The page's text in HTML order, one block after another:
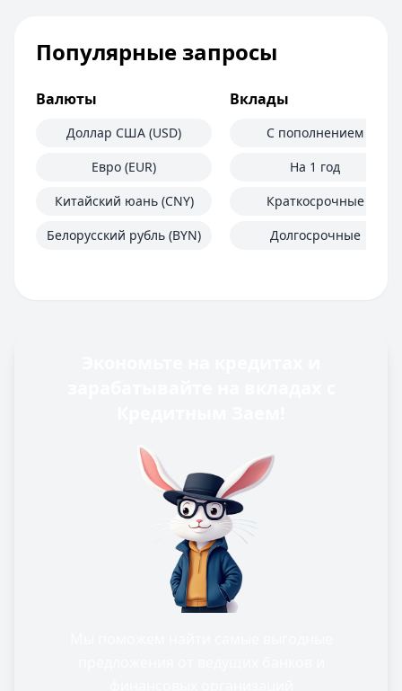
Популярные запросы
Валюты
Доллар США (USD)
Евро (EUR)
Китайский юань (CNY)
Белорусский рубль (BYN)
Вклады
С пополнением
На 1 год
Краткосрочные
Долгосрочные